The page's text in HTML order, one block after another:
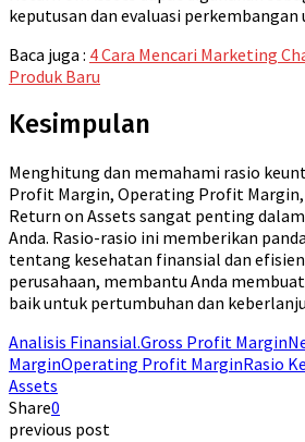
keputusan dan evaluasi perkembangan
Baca juga : 4 Cara Mencari Marketing
Produk Baru
Kesimpulan
Menghitung dan memahami rasio
Profit Margin, Operating Profit
Return on Assets sangat penting
Anda. Rasio-rasio ini memberikan
tentang kesehatan finansial dan
perusahaan, membantu Anda
baik untuk pertumbuhan dan
Analisis Finansial.Gross Profit Margin
MarginOperating Profit MarginRasio
Assets
Share0
previous post